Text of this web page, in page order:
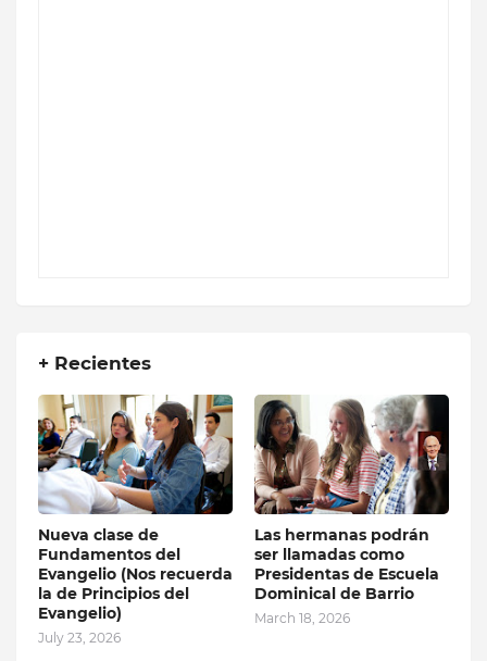
+ Recientes
Nueva clase de
Fundamentos del
Evangelio (Nos recuerda
la de Principios del
Evangelio)
July 23, 2026
Las hermanas podrán
ser llamadas como
Presidentas de Escuela
Dominical de Barrio
March 18, 2026